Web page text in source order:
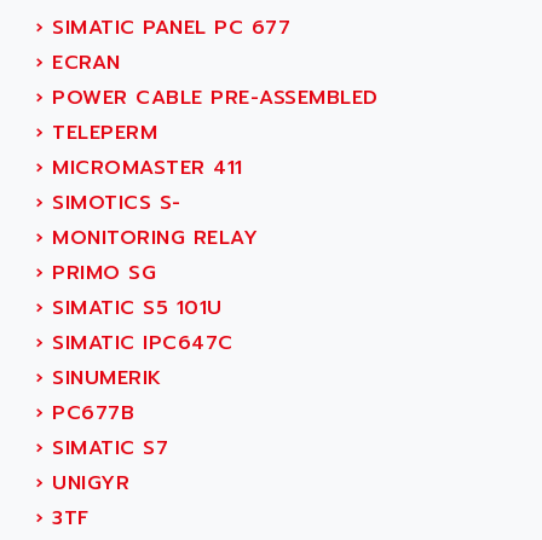
MV1000
650 SERIE
ALPHA SVM
FRENIC
RAC
PUSH BUTTON PANEL
VT170
MENTOR II
EEA
CD1-K
SIMATIC MONITOR PANEL
ACS
LCD
SBS
ALPINE
ALPS
ALPSITEC
ALR
ALRITMA M
ALRO
ALSPA
ALSTEF
ALSTHOM
ALSTHOM ATLANTIQUE
ALSTHOM PARVEX
ALSTOM
ALTECH
ALTER
› SIMATIC PANEL PC 677
› ECRAN
› POWER CABLE PRE-ASSEMBLED
› TELEPERM
› MICROMASTER 411
› SIMOTICS S-
› MONITORING RELAY
› PRIMO SG
› SIMATIC S5 101U
› SIMATIC IPC647C
› SINUMERIK
› PC677B
› SIMATIC S7
› UNIGYR
› 3TF